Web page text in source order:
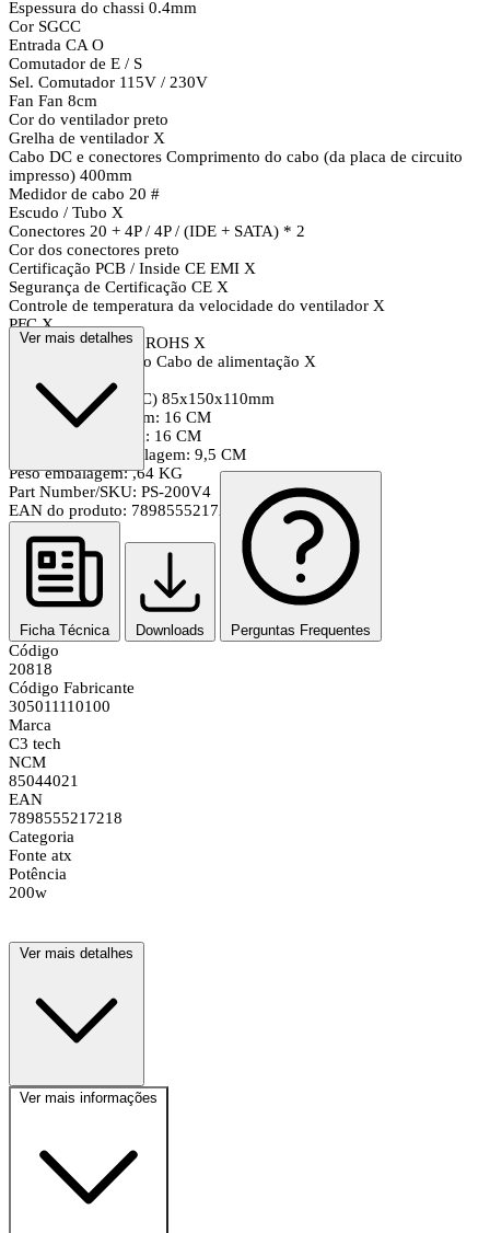
Espessura do chassi 0.4mm
Cor SGCC
Entrada CA O
Comutador de E / S
Sel. Comutador 115V / 230V
Fan Fan 8cm
Cor do ventilador preto
Grelha de ventilador X
Cabo DC e conectores Comprimento do cabo (da placa de circuito
impresso) 400mm
Medidor de cabo 20 #
Escudo / Tubo X
Conectores 20 + 4P / 4P / (IDE + SATA) * 2
Cor dos conectores preto
Certificação PCB / Inside CE EMI X
Segurança de Certificação CE X
Controle de temperatura da velocidade do ventilador X
PFC X
Conformidade com ROHS X
Cabo de alimentação Cabo de alimentação X
Tamanho: (A x L x C) 85x150x110mm
Altura da embalagem: 16 CM
Largura embalagem: 16 CM
Comprimento embalagem: 9,5 CM
Peso embalagem: ,64 KG
Part Number/SKU: PS-200V4
EAN do produto: 7898555217218
Ver mais detalhes
Ficha Técnica Downloads Perguntas Frequentes
Código
20818
Código Fabricante
305011110100
Marca
C3 tech
NCM
85044021
EAN
7898555217218
Categoria
Fonte atx
Potência
200w
Ver mais detalhes
Ver mais informações